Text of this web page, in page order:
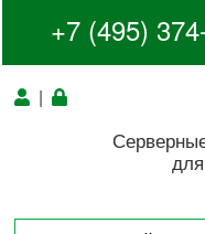
+7 (495)
|